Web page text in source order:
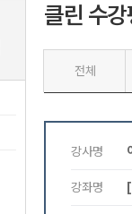
클린 수강
전체